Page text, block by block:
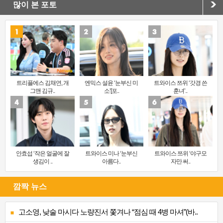
많이 본 포토
트리플에스 김채연, 개
그맨 김규..
엔믹스 설윤 ‘눈부신 미
소’[포..
트와이스 쯔위 ‘갓경 쓴
훈녀’..
안효섭 ‘작은 얼굴에 잘
생김이 ..
트와이스 미나 ‘눈부신
아름다..
트와이스 쯔위 ‘야구모
자만 써..
깜짝 뉴스
고소영, 낮술 마시다 노량진서 쫓겨나 “점심 때 4병 마셔”(바..